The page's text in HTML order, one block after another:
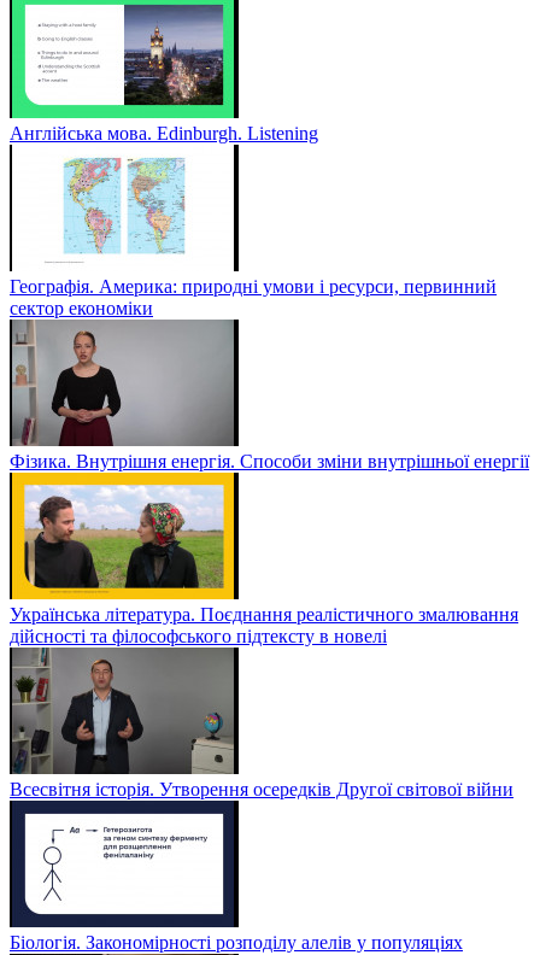
Англійська мова. Edinburgh. Listening
Географія. Америка: природні умови і ресурси, первинний
сектор економіки
Фізика. Внутрішня енергія. Способи зміни внутрішньої енергії
Українська література. Поєднання реалістичного змалювання
дійсності та філософського підтексту в новелі
Всесвітня історія. Утворення осередків Другої світової війни
Біологія. Закономірності розподілу алелів у популяціях